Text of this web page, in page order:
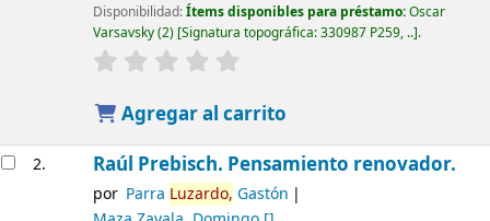
Disponibilidad:Ítems disponibles para préstamo:Oscar
Varsavsky(2) Signatura topográfica:330987 P259, .. .
Agregar al carrito
2. Raúl Prebisch. Pensamiento renovador.
por Parra Luzardo, Gastón